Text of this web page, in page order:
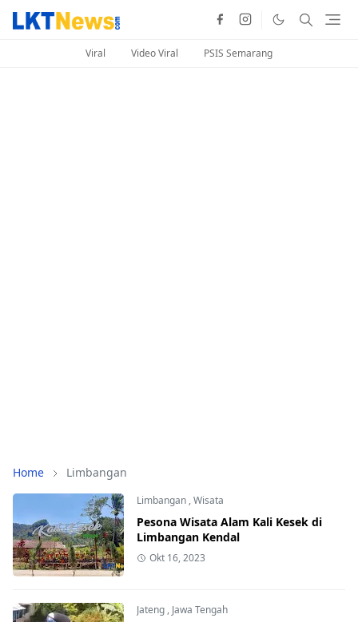
Viral Video Viral PSIS Semarang
Home Limbangan
Limbangan,Wisata
Pesona Wisata Alam Kali Kesek di
Limbangan Kendal
Okt 16, 2023
Jateng, Jawa Tengah